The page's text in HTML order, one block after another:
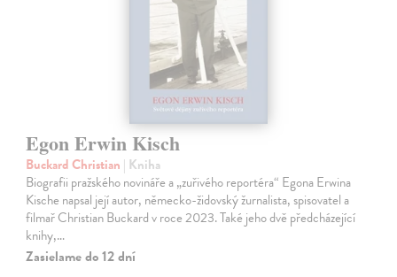
Egon Erwin Kisch
Buckard Christian | Kniha
Biografii pražského novináře a „zuřivého reportéra“ Egona Erwina
Kische napsal její autor, německo-židovský žurnalista, spisovatel a
filmař Christian Buckard v roce 2023. Také jeho dvě předcházející
knihy,…
Zasielame do 12 dní